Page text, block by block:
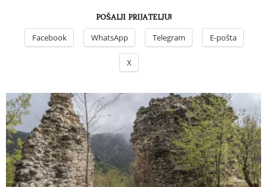
POŠALJI PRIJATELJU!
Facebook WhatsApp Telegram E-pošta
X